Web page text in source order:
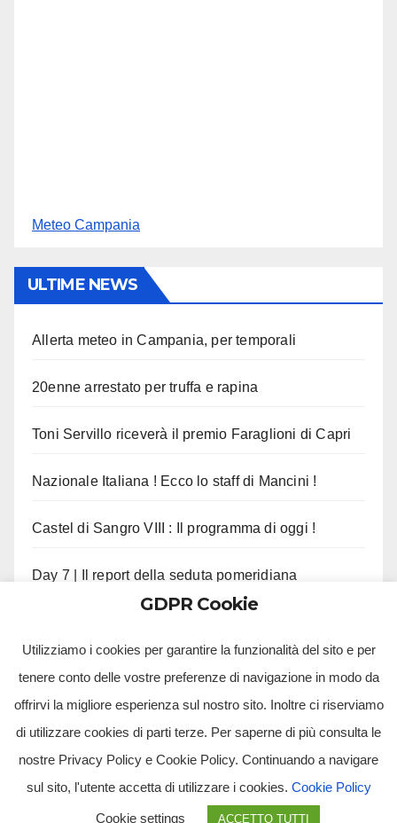
Meteo Campania
ULTIME NEWS
Allerta meteo in Campania, per temporali
20enne arrestato per truffa e rapina
Toni Servillo riceverà il premio Faraglioni di Capri
Nazionale Italiana ! Ecco lo staff di Mancini !
Castel di Sangro VIII : Il programma di oggi !
Day 7 | Il report della seduta pomeridiana
Tv Multimidia Srl - Via Giulio Natta, SNC, 80126, Napoli (NA).
GDPR Cookie
Utilizziamo i cookies per garantire la funzionalità del sito e per
tenere conto delle vostre preferenze di navigazione in modo da
offrirvi la migliore esperienza sul nostro sito. Inoltre ci riserviamo
di utilizzare cookies di parti terze. Per saperne di più consulta le
nostre Privacy Policy e Cookie Policy. Continuando a navigare
sul sito, l'utente accetta di utilizzare i cookies. Cookie Policy
Cookie settings ACCETTO TUTTI